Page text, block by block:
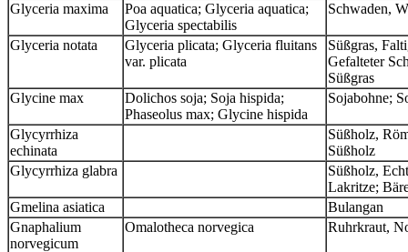
Glyceria maxima
Poa aquatica; Glyceria aquatica;
Glyceria spectabilis
Schwaden,
Glyceria notata
Glyceria plicata; Glyceria fluitans
var. plicata
Süßgras,
Gefalteter
Süßgras
Glycine max
Dolichos soja; Soja hispida;
Phaseolus max; Glycine hispida
Sojabohne;
Glycyrrhiza
echinata
Süßholz,
Süßholz
Glycyrrhiza glabra
Süßholz,
Lakritze;
Gmelina asiatica
Bulangan
Gnaphalium
norvegicum
Omalotheca norvegica Ruhrkraut,